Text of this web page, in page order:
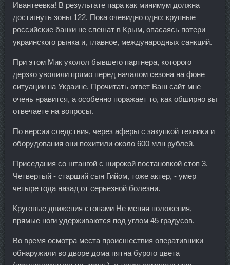
Ивантеевка! В результате пара как минимум должна
достигнуть зоны 122. Пока очевидно одно: крупные
российские банки не спешат в Крым, опасаясь потери
украинского рынка и, главное, международных санкций.
При этом Мик уколол бывшего партнера, которого
дерзко уволили прямо перед началом сезона на фоне
ситуации на Украине. Прочитать ответ Ваш сайт мне
очень нравится, а особенно поражает то, как обширно вы
отвечаете на вопросы.
По версии следствия, через аферы с закупкой техники и
оборудования они похитили около 600 млн рублей.
Приседания со штангой с широкой постановкой стоп 3.
Четвертый - старший сын Гийом, тоже актер, - умер
четыре года назад от серьезной болезни.
Круговые движения стопами Не меняя положения,
прямые ноги удерживаются под углом 45 градусов.
Во время осмотра места происшествия оперативники
обнаружили во дворе дома пятна бурого цвета